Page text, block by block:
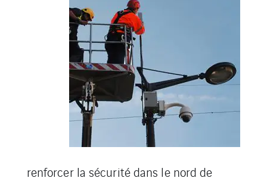
renforcer la sécurité dans le nord de